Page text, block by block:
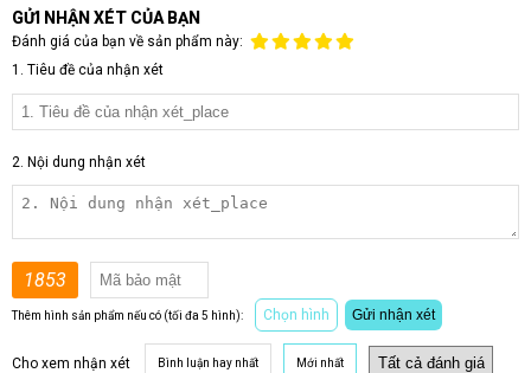
GỬI NHẬN XÉT CỦA BẠN
Đánh giá của bạn về sản phẩm này:
1. Tiêu đề của nhận xét
2. Nội dung nhận xét
1853
Thêm hình sản phẩm nếu có (tối đa 5 hình): Chọn hình Gửi nhận xét
Cho xem nhận xét Bình luận hay nhất Mới nhất